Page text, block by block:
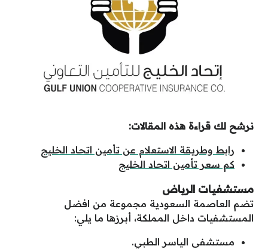
نرشح لك قراءة هذه المقالات:
رابط وطريقة الاستعلام عن تأمين اتحاد الخليج
كم سعر تأمين اتحاد الخليج
مستشفيات الرياض
تضم العاصمة السعودية مجموعة من افضل
المستشفيات داخل المملكة، أبرزها ما يلي:
مستشفى الياسر الطبي.